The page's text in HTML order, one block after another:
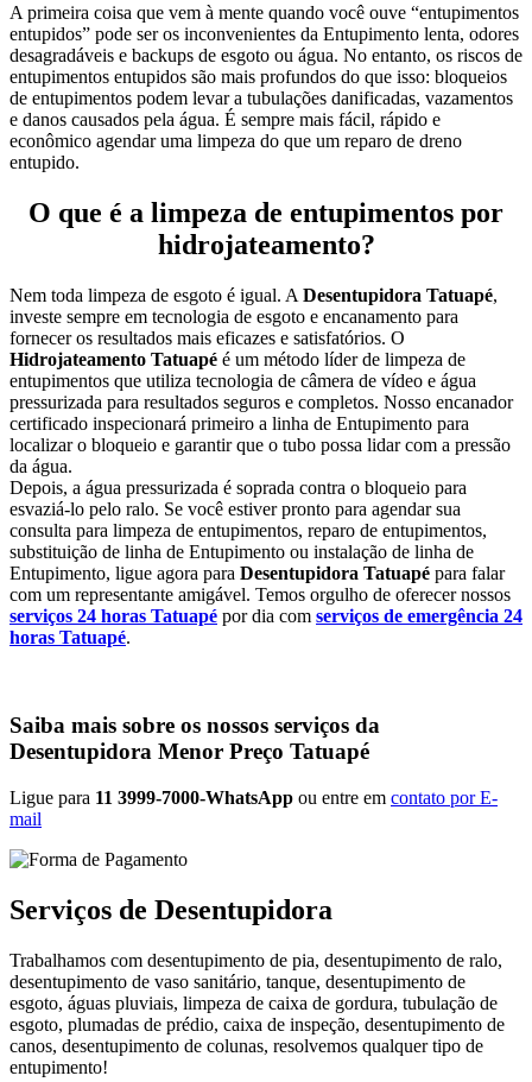
A primeira coisa que vem à mente quando você ouve “entupimentos
entupidos” pode ser os inconvenientes da Entupimento lenta, odores
desagradáveis e backups de esgoto ou água. No entanto, os riscos de
entupimentos entupidos são mais profundos do que isso: bloqueios
de entupimentos podem levar a tubulações danificadas, vazamentos
e danos causados pela água. É sempre mais fácil, rápido e
econômico agendar uma limpeza do que um reparo de dreno
entupido.
O que é a limpeza de entupimentos por
hidrojateamento?
Nem toda limpeza de esgoto é igual. A Desentupidora Tatuapé,
investe sempre em tecnologia de esgoto e encanamento para
fornecer os resultados mais eficazes e satisfatórios. O
Hidrojateamento Tatuapé é um método líder de limpeza de
entupimentos que utiliza tecnologia de câmera de vídeo e água
pressurizada para resultados seguros e completos. Nosso encanador
certificado inspecionará primeiro a linha de Entupimento para
localizar o bloqueio e garantir que o tubo possa lidar com a pressão
da água.
Depois, a água pressurizada é soprada contra o bloqueio para
esvaziá-lo pelo ralo. Se você estiver pronto para agendar sua
consulta para limpeza de entupimentos, reparo de entupimentos,
substituição de linha de Entupimento ou instalação de linha de
Entupimento, ligue agora para Desentupidora Tatuapé para falar
com um representante amigável. Temos orgulho de oferecer nossos
serviços 24 horas Tatuapé por dia com serviços de emergência 24
horas Tatuapé.
Saiba mais sobre os nossos serviços da
Desentupidora Menor Preço Tatuapé
Ligue para 11 3999-7000-WhatsApp ou entre em contato por E-
mail
Serviços de Desentupidora
Trabalhamos com desentupimento de pia, desentupimento de ralo,
desentupimento de vaso sanitário, tanque, desentupimento de
esgoto, águas pluviais, limpeza de caixa de gordura, tubulação de
esgoto, plumadas de prédio, caixa de inspeção, desentupimento de
canos, desentupimento de colunas, resolvemos qualquer tipo de
entupimento!